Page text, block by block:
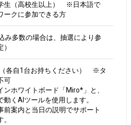
生（高校生以上） ※日本語で
ークに参加できる方
み多数の場合は、抽選により参
（各自1台お持ちください） ※タ
可
ホワイトボード「Miro*」と、
動くAIツールを使用します。
前案内と当日の説明でサポート